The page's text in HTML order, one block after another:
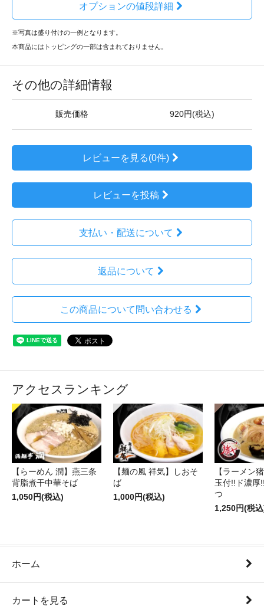
オプションの値段詳細
※写真は盛り付けの一例となります。
本商品にはトッピングの一部は含まれておりません。
その他の詳細情報
販売価格 920円(税込)
レビューを見る(0件)
レビューを投稿
支払い・配送について
返品について
この商品について問い合わせる
アクセスランキング
【らーめん 潤】燕三条
背脂煮干中華そば
1,050円(税込)
【麺の風 祥気】しおそ
ば
1,000円(税込)
【ラーメン
玉付!!ド濃厚
つ
1,250円(税
ホーム
カートを見る